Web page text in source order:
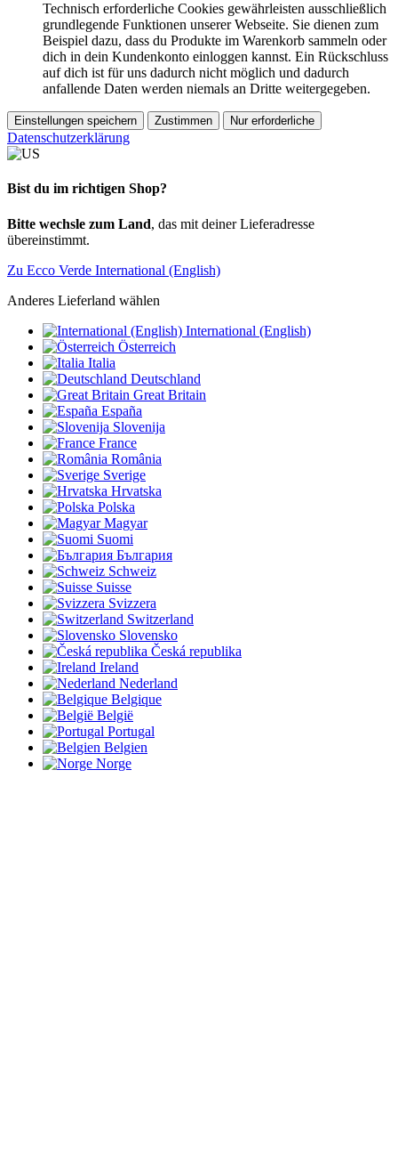
Technisch erforderliche Cookies gewährleisten ausschließlich
grundlegende Funktionen unserer Webseite. Sie dienen zum
Beispiel dazu, dass du Produkte im Warenkorb sammeln oder
dich in dein Kundenkonto einloggen kannst. Ein Rückschluss
auf dich ist für uns dadurch nicht möglich und dadurch
anfallende Daten werden niemals an Dritte weitergegeben.
Einstellungen speichern Zustimmen Nur erforderliche
Datenschutzerklärung
Bist du im richtigen Shop?
Bitte wechsle zum Land, das mit deiner Lieferadresse
übereinstimmt.
Zu Ecco Verde International (English)
Anderes Lieferland wählen
International (English)
Österreich
Italia
Deutschland
Great Britain
España
Slovenija
France
România
Sverige
Hrvatska
Polska
Magyar
Suomi
България
Schweiz
Suisse
Svizzera
Switzerland
Slovensko
Česká republika
Ireland
Nederland
Belgique
België
Portugal
Belgien
Norge